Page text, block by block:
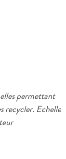
permettant
recycler. Echelle